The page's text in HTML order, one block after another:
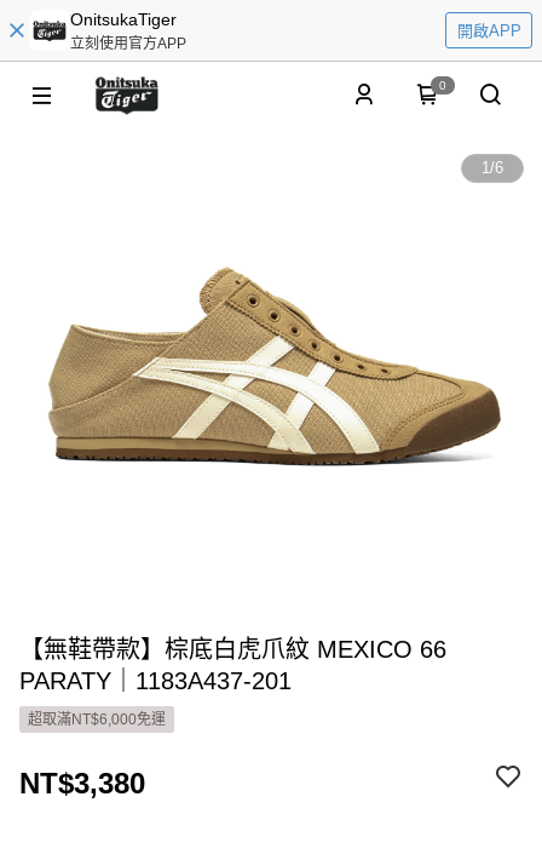
OnitsukaTiger
立刻使用官方APP
開啟APP
0
1/6
【無鞋帶款】棕底白虎爪紋 MEXICO 66
PARATY｜1183A437-201
超取滿NT$6,000免運
NT$3,380